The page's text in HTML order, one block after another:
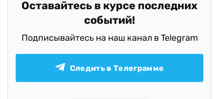
Оставайтесь в курсе последних
событий!
Подписывайтесь на наш канал в Telegram
Следить в Телеграмме